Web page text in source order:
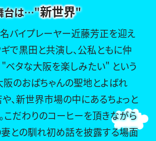
台は…"新世界"
名バイプレーヤー近藤芳正を迎え
で黒田と共演し、公私ともに仲
タな大阪を楽しみたい" という
阪のおばちゃんの聖地とよばれ
、新世界市場の中にあるちょっと
こだわりのコーヒーを頂きながら
との馴れ初め話を披露する場面